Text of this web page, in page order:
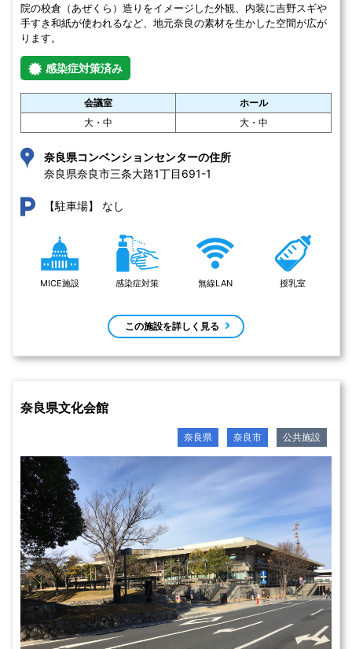
院の校倉（あぜくら）造りをイメージした外観、内装に吉野スギや
手すき和紙が使われるなど、地元奈良の素材を生かした空間が広が
ります。
感染症対策済み
会議室
ホール
大・中
大・中
奈良県コンベンションセンターの住所
奈良県奈良市三条大路1丁目691-1
【駐車場】 なし
MICE施設 感染症対策 無線LAN 授乳室
この施設を詳しく見る
奈良県文化会館
奈良県 奈良市 公共施設